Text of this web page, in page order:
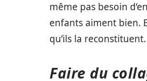
même pas besoin
enfants aiment bien.
qu’ils la reconstituent.
Faire du